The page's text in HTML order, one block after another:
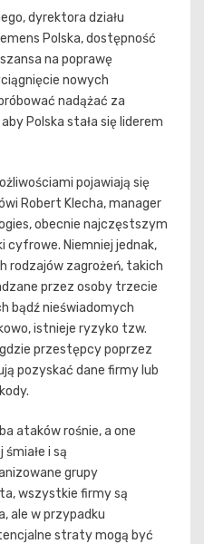
dyrektora działu
Polska, dostępność
na poprawę
nowych
nadążać za
Polska stała się liderem
pojawiają się
Robert Klecha, manager
obecnie najczęstszym
cyfrowe. Niemniej jednak,
rodzajów zagrożeń, takich
przez osoby trzecie
bądź nieświadomych
istnieje ryzyko tzw.
przestępcy poprzez
pozyskać dane firmy lub
ataków rośnie, a one
i są
grupy
wszystkie firmy są
ale w przypadku
straty mogą być